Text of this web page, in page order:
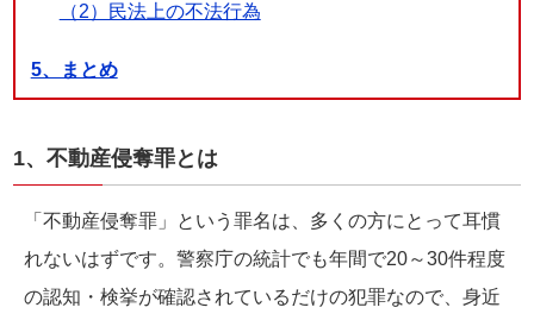
（2）民法上の不法行為
5、まとめ
1、不動産侵奪罪とは
「不動産侵奪罪」という罪名は、多くの方にとって耳慣
れないはずです。警察庁の統計でも年間で20～30件程度
の認知・検挙が確認されているだけの犯罪なので、身近